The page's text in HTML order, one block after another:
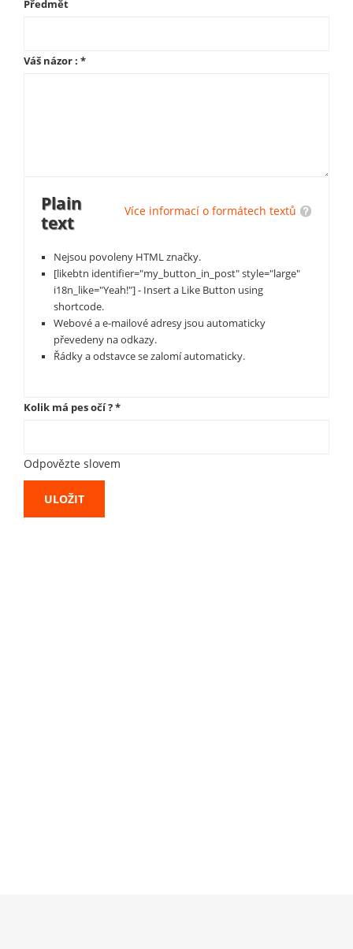
Předmět
Váš názor : *
Více informací o formátech textů
Plain
text
Nejsou povoleny HTML značky.
[likebtn identifier="my_button_in_post" style="large"
i18n_like="Yeah!"] - Insert a Like Button using
shortcode.
Webové a e-mailové adresy jsou automaticky
převedeny na odkazy.
Řádky a odstavce se zalomí automaticky.
Kolik má pes očí ?*
Odpovězte slovem